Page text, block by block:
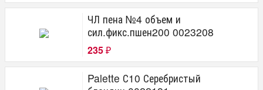
ЧЛ пена №4 объем и
сил.фикс.пшен200 0023208
235 ₽
Palette С10 Серебристый